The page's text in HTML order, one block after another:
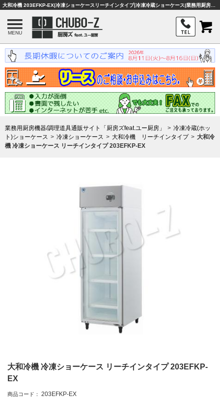
MENU
業務用厨房機器/調理道具通販サイト「厨房ズfeat.ユー厨房」
冷凍冷蔵(ホッ
ト)ショーケース
冷凍ショーケース 大和冷機 リーチインタイプ
大和冷
機 冷凍ショーケース リーチインタイプ 203EFKP-EX
大和冷機 冷凍ショーケース リーチインタイプ 203EFKP-
EX
商品コード： 203EFKP-EX